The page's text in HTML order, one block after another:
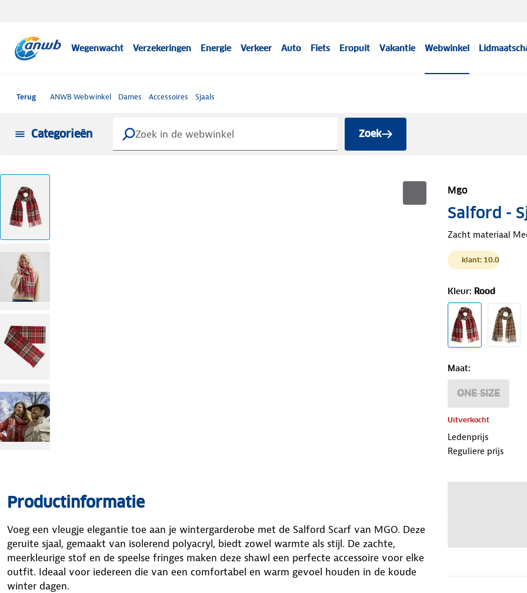
Wegenwacht Verzekeringen Energie Verkeer Auto Fiets Eropuit Vakantie Webwinkel
Terug ANWB Webwinkel Dames Accessoires Sjaals
Categorieën Zoek
Mgo
Salford -
Zacht materiaal
klant: 10.0
Kleur: Rood
Maat:
ONE SIZE
Uitverkocht
Ledenprijs
Reguliere prijs
Productinformatie
Voeg een vleugje elegantie toe aan je wintergarderobe met de Salford Scarf van MGO. Deze
geruite sjaal, gemaakt van isolerend polyacryl, biedt zowel warmte als stijl. De zachte,
meerkleurige stof en de speelse fringes maken deze shawl een perfecte accessoire voor elke
outfit. Ideaal voor iedereen die van een comfortabel en warm gevoel houden in de koude
winter dagen.